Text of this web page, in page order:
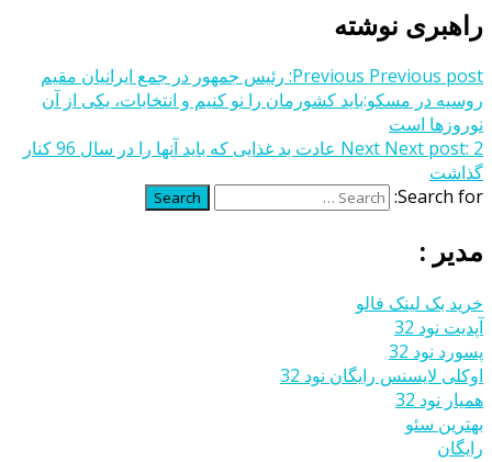
راهبری نوشته
Previous Previous post:
رئیس جمهور در جمع ایرانیان مقیم
روسیه در مسکو:باید کشورمان را نو کنیم و انتخابات، یکی از آن
نوروزها است
Next Next post:
2 عادت بد غذایی که باید آنها را در سال 96 کنار
گذاشت
Search for:
Search
مدیر :
خرید بک لینک فالو
آپدیت نود 32
پسورد نود 32
اوکلی لایسنس رایگان نود 32
همیار نود 32
بهترین سئو
رایگان